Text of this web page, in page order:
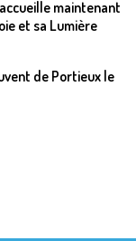
maintenant
et sa Lumière
de Portieux le